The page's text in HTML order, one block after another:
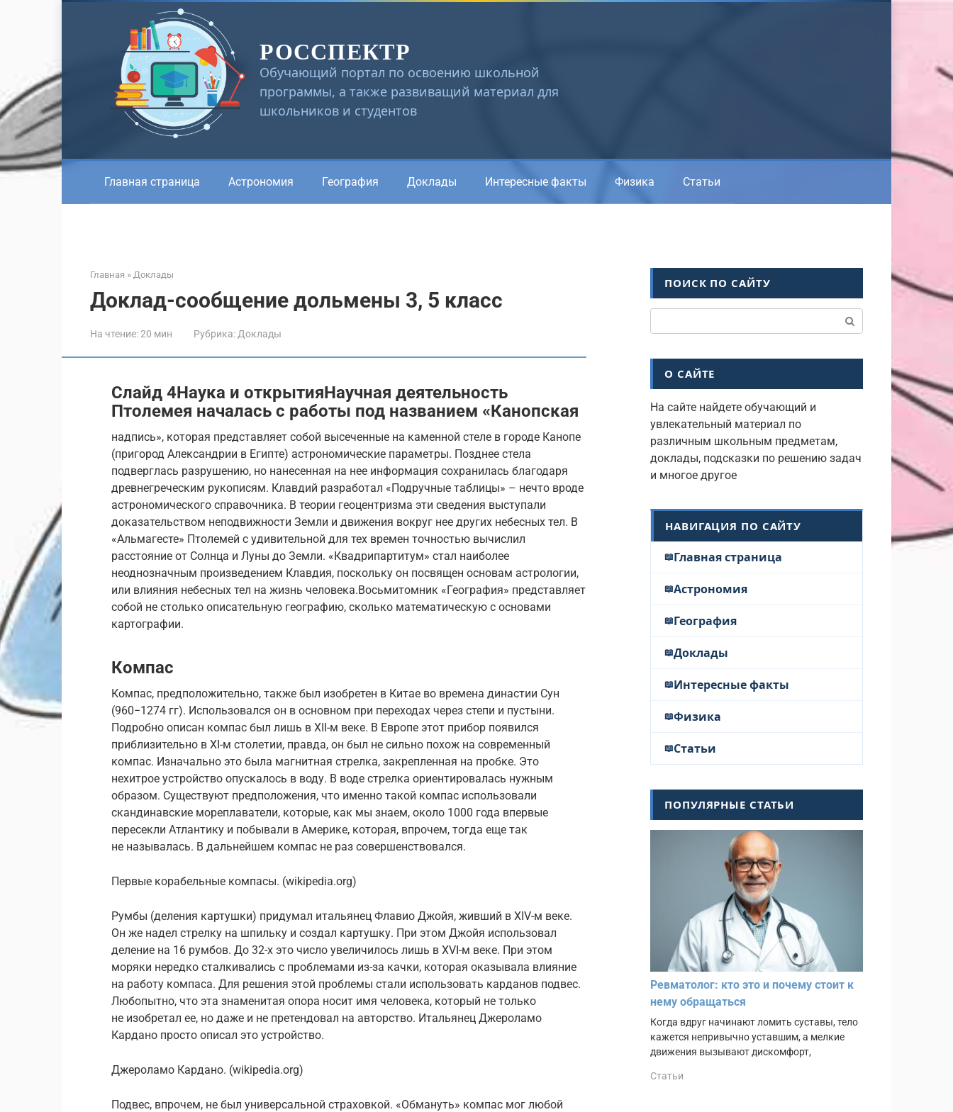
РОССПЕКТР
Обучающий портал по освоению школьной
программы, а также развиващий материал для
школьников и студентов
Главная страница Астрономия География Доклады Интересные факты Физика Статьи
Главная » Доклады
Доклад-сообщение дольмены 3, 5 класс
На чтение:20 мин Рубрика: Доклады
Слайд 4Наука и открытияНаучная деятельность
Птолемея началась с работы под названием «Канопская
надпись», которая представляет собой высеченные на каменной стеле в городе Канопе
(пригород Александрии в Египте) астрономические параметры. Позднее стела
подверглась разрушению, но нанесенная на нее информация сохранилась благодаря
древнегреческим рукописям. Клавдий разработал «Подручные таблицы» – нечто вроде
астрономического справочника. В теории геоцентризма эти сведения выступали
доказательством неподвижности Земли и движения вокруг нее других небесных тел. В
«Альмагесте» Птолемей с удивительной для тех времен точностью вычислил
расстояние от Солнца и Луны до Земли. «Квадрипартитум» стал наиболее
неоднозначным произведением Клавдия, поскольку он посвящен основам астрологии,
или влияния небесных тел на жизнь человека.Восьмитомник «География» представляет
собой не столько описательную географию, сколько математическую с основами
картографии.
Компас
Компас, предположительно, также был изобретен в Китае во времена династии Сун
(960−1274 гг). Использовался он в основном при переходах через степи и пустыни.
Подробно описан компас был лишь в XII-м веке. В Европе этот прибор появился
приблизительно в XI-м столетии, правда, он был не сильно похож на современный
компас. Изначально это была магнитная стрелка, закрепленная на пробке. Это
нехитрое устройство опускалось в воду. В воде стрелка ориентировалась нужным
образом. Существуют предположения, что именно такой компас использовали
скандинавские мореплаватели, которые, как мы знаем, около 1000 года впервые
пересекли Атлантику и побывали в Америке, которая, впрочем, тогда еще так
не называлась. В дальнейшем компас не раз совершенствовался.
Первые корабельные компасы. (wikipedia.org)
Румбы (деления картушки) придумал итальянец Флавио Джойя, живший в XIV-м веке.
Он же надел стрелку на шпильку и создал картушку. При этом Джойя использовал
деление на 16 румбов. До 32-х это число увеличилось лишь в XVI-м веке. При этом
моряки нередко сталкивались с проблемами из-за качки, которая оказывала влияние
на работу компаса. Для решения этой проблемы стали использовать карданов подвес.
Любопытно, что эта знаменитая опора носит имя человека, который не только
не изобретал ее, но даже и не претендовал на авторство. Итальянец Джероламо
Кардано просто описал это устройство.
Джероламо Кардано. (wikipedia.org)
Подвес, впрочем, не был универсальной страховкой. «Обмануть» компас мог любой
ПОИСК ПО САЙТУ
О САЙТЕ
На сайте найдете обучающий и
увлекательный материал по
различным школьным предметам,
доклады, подсказки по решению задач
и многое другое
НАВИГАЦИЯ ПО САЙТУ
Главная страница
Астрономия
География
Доклады
Интересные факты
Физика
Статьи
ПОПУЛЯРНЫЕ СТАТЬИ
Ревматолог: кто это и почему стоит к
нему обращаться
Когда вдруг начинают ломить суставы, тело
кажется непривычно уставшим, а мелкие
движения вызывают дискомфорт,
Статьи